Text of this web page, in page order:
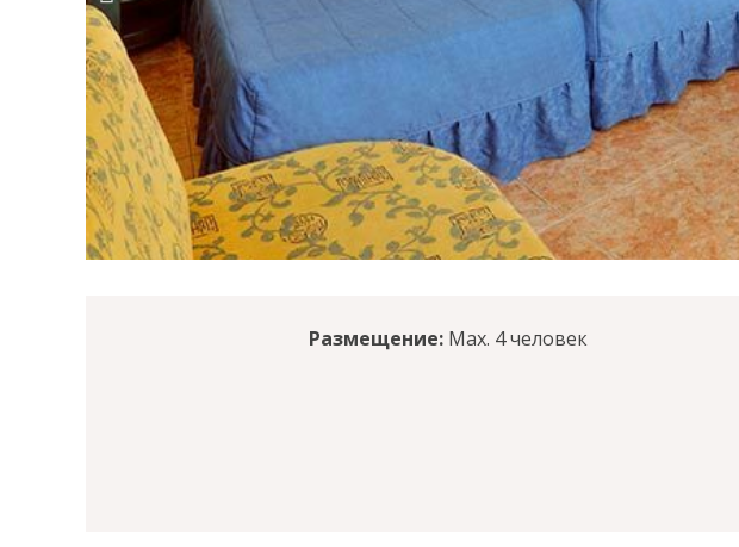
Размещение: Max. 4 человек